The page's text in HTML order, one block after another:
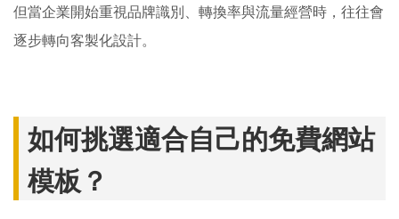
但當企業開始重視品牌識別、轉換率與流量經營時，往往會
逐步轉向客製化設計。
如何挑選適合自己的免費網站
模板？